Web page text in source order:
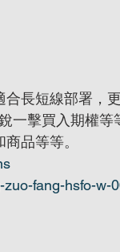
合長短線部署，
一擊買入期權等
品等等。
fang-hsfo-w-